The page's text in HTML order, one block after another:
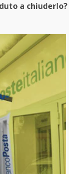
a chiuderlo?